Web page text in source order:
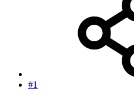
#1